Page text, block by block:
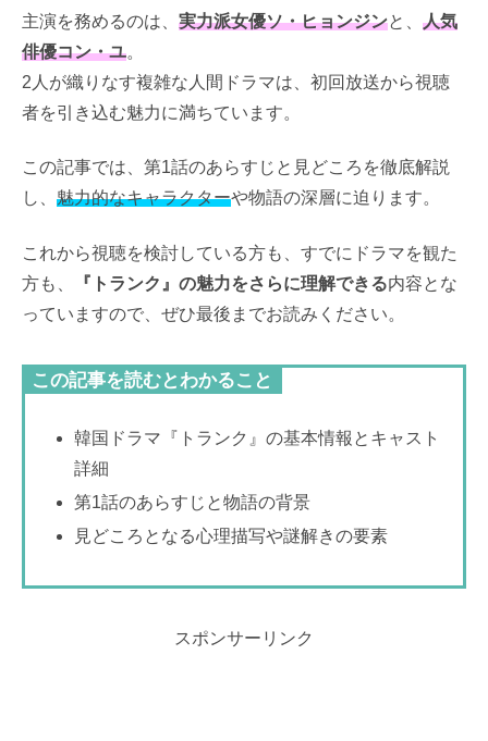
主演を務めるのは、 実力派女優ソ・ヒョンジンと、 人気
俳優コン・ユ。
2人が織りなす複雑な人間ドラマは、初回放送から視聴
者を引き込む魅力に満ちています。
この記事では、第1話のあらすじと見どころを徹底解説
し、 魅力的なキャラクターや物語の深層に迫ります。
これから視聴を検討している方も、すでにドラマを観た
方も、
『トランク』の魅力をさらに理解できる内容とな
っていますので、ぜひ最後までお読みください。
この記事を読むとわかること
韓国ドラマ『トランク』の基本情報とキャスト
詳細
第1話のあらすじと物語の背景
見どころとなる心理描写や謎解きの要素
スポンサーリンク